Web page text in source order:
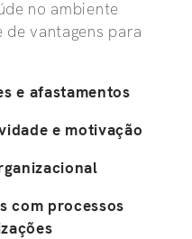
no ambiente
vantagens para
e afastamentos
e motivação
com processos